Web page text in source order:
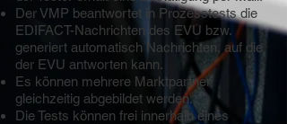
Der VMP beantwortet in Prozesstests die
EDIFACT-Nachrichten des EVU bzw.
generiert automatisch Nachrichten, auf die
der EVU antworten kann.
Es können mehrere Marktpartner
gleichzeitig abgebildet werden.
Die Tests können frei innerhalb eines